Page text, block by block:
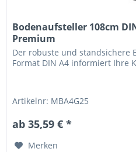
Bodenaufsteller 108cm
Premium
Der robuste und standsichere
Format DIN A4 informiert Ihre
Artikelnr: MBA4G25
ab 35,59 € *
Merken